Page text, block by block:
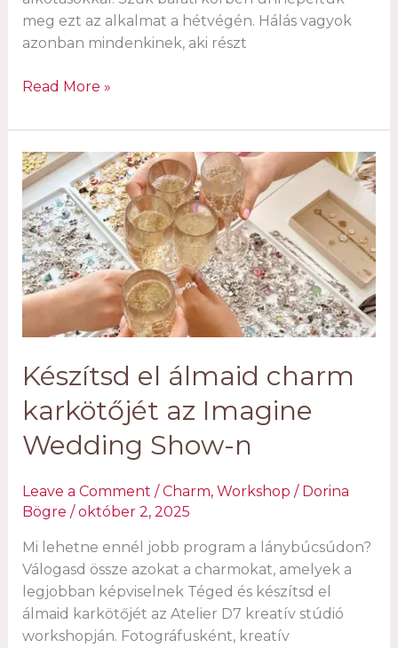
meg ezt az alkalmat a hétvégén. Hálás vagyok
azonban mindenkinek, aki részt
Egy
az
Atelier
D7
kreatív
stúdió
Read More »
Készítsd el álmaid charm
karkötőjét az Imagine
Wedding Show-n
Leave a Comment /Charm, Workshop / Dorina
Bögre /október 2, 2025
Mi lehetne ennél jobb program a lánybúcsúdon?
Válogasd össze azokat a charmokat, amelyek a
legjobban képviselnek Téged és készítsd el
álmaid karkötőjét az Atelier D7 kreatív stúdió
workshopján. Fotográfusként, kreatív